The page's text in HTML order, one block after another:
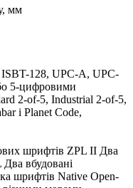
мм
ISBT-128, UPC-A, UPC-
5-цифровими
2-of-5, Industrial 2-of-5,
і Planet Code,
шрифтів ZPL II Два
вбудовані
шрифтів Native Open-